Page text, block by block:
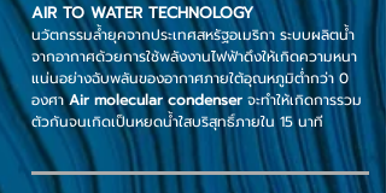
AIR TO WATER TECHNOLOGY
นวัตกรรมล้ำยุคจากประเทศสหรัฐอเมริกา ระบบผลิตน้ำ
จากอากาศด้วยการใช้พลังงานไฟฟ้าดึงให้เกิดความหนา
แน่นอย่างฉับพลันของอากาศภายใต้อุณหภูมิต่ำกว่า 0
องศาAir molecular condenser จะทำให้เกิดการรวม
ตัวกันจนเกิดเป็นหยดน้ำใสบริสุทธิ์ภายใน 15 นาที